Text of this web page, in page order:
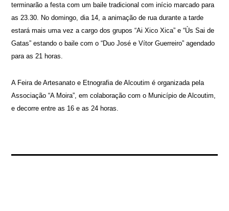
terminarão a festa com um baile tradicional com início marcado para
as 23.30. No domingo, dia 14, a animação de rua durante a tarde
estará mais uma vez a cargo dos grupos “Ai Xico Xica” e “Ùs Sai de
Gatas” estando o baile com o “Duo José e Vítor Guerreiro” agendado
para as 21 horas.
A Feira de Artesanato e Etnografia de Alcoutim é organizada pela
Associação “A Moira”, em colaboração com o Município de Alcoutim,
e decorre entre as 16 e as 24 horas.